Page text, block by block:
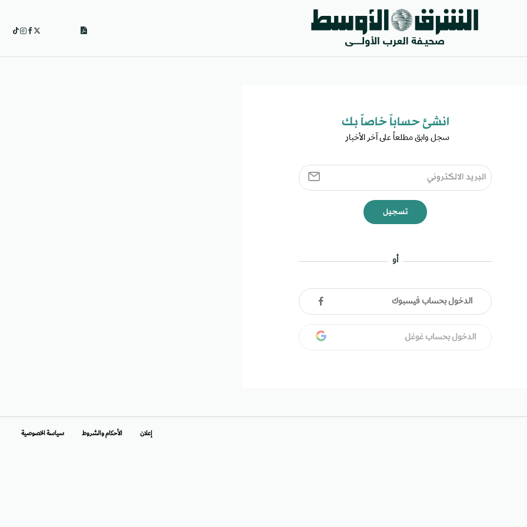
انشئ حساباً خاصاً بك​
سجل وابق مطلعاً على آخر الأخبار ​
تسجيل
أو
الدخول بحساب فيسبوك
الدخول بحساب غوغل
إعلان الأحكام والشروط سياسة الخصوصية